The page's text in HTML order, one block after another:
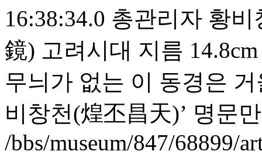
16:38:34.0 총관리자 황비
鏡) 고려시대 지름
무늬가 없는 이 동경은
비창천(煌丕昌天)’ 명문
/bbs/museum/847/68899/